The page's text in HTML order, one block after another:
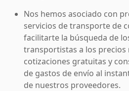
Nos hemos asociado con
servicios de transporte de
facilitarte la búsqueda de
transportistas a los precios
cotizaciones gratuitas y
de gastos de envío al
de nuestros proveedores.